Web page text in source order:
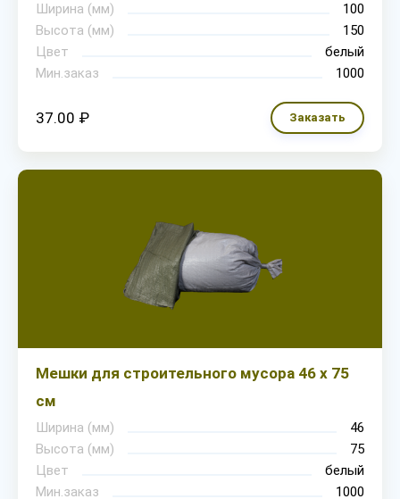
Ширина (мм)
100
Высота (мм)
150
Цвет
белый
Мин.заказ
1000
37.00 ₽ Заказать
Мешки для строительного мусора 46 х 75
см
Ширина (мм)
46
Высота (мм)
75
Цвет
белый
Мин.заказ
1000